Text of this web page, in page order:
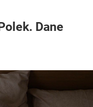
Dane